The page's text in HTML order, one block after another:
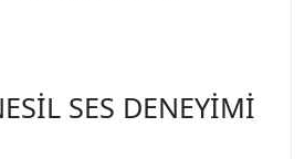
SES DENEYİMİ